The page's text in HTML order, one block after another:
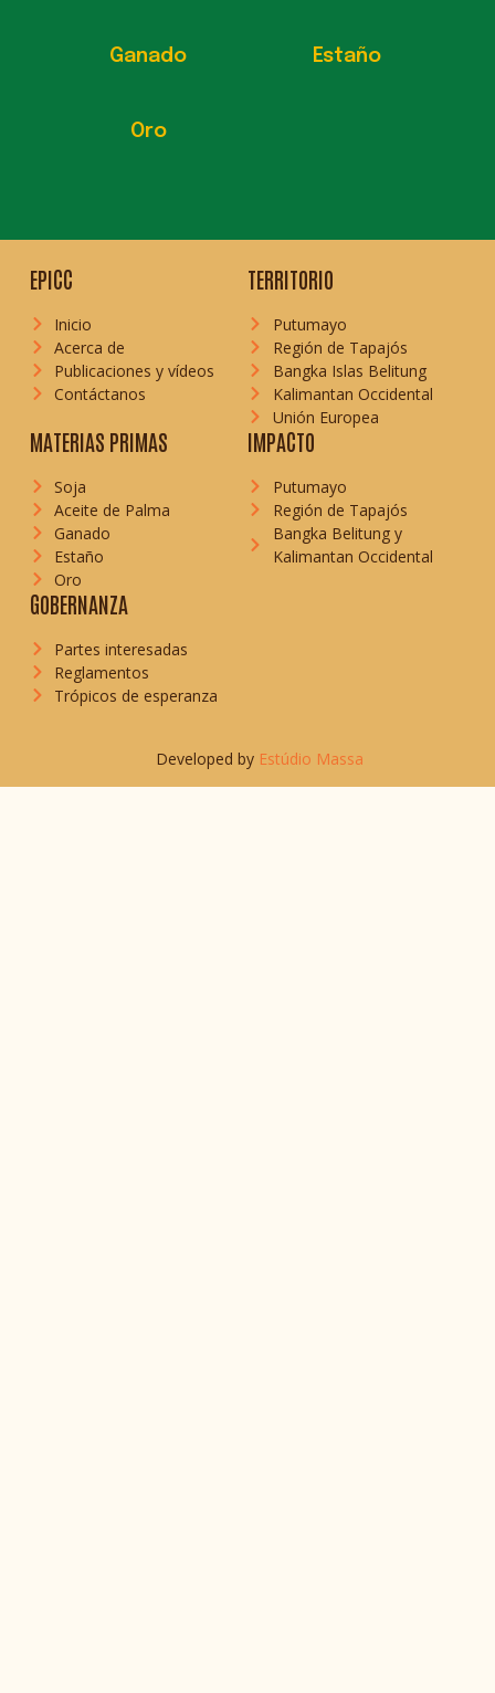
Ganado Estaño
Oro
EPICC
Inicio
Acerca de
Publicaciones y vídeos
Contáctanos
TERRITORIO
Putumayo
Región de Tapajós
Bangka Islas Belitung
Kalimantan Occidental
Unión Europea
MATERIAS PRIMAS
Soja
Aceite de Palma
Ganado
Estaño
Oro
IMPACTO
Putumayo
Región de Tapajós
Bangka Belitung y
Kalimantan Occidental
GOBERNANZA
Partes interesadas
Reglamentos
Trópicos de esperanza
Developed by Estúdio Massa